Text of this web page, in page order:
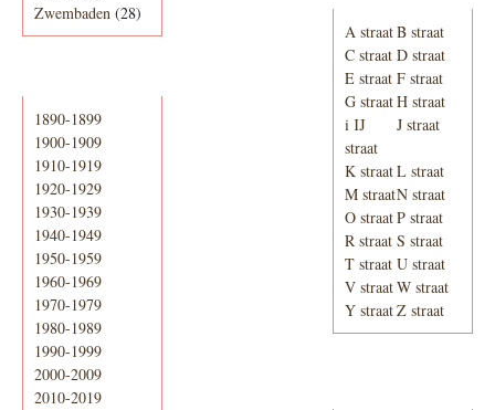
Zwembaden (28)
1890-1899
1900-1909
1910-1919
1920-1929
1930-1939
1940-1949
1950-1959
1960-1969
1970-1979
1980-1989
1990-1999
2000-2009
2010-2019
A straatB straat
C straat D straat
E straat F straat
G straatH straat
i IJ
straat
J straat
K straatL straat
M straatN straat
O straatP straat
R straat S straat
T straat U straat
V straatW straat
Y straatZ straat